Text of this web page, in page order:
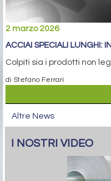
2 marzo 2026
ACCIAI SPECIALI LUNGHI:
Colpiti sia i prodotti non
di Stefano Ferrari
Altre News
I NOSTRI VIDEO